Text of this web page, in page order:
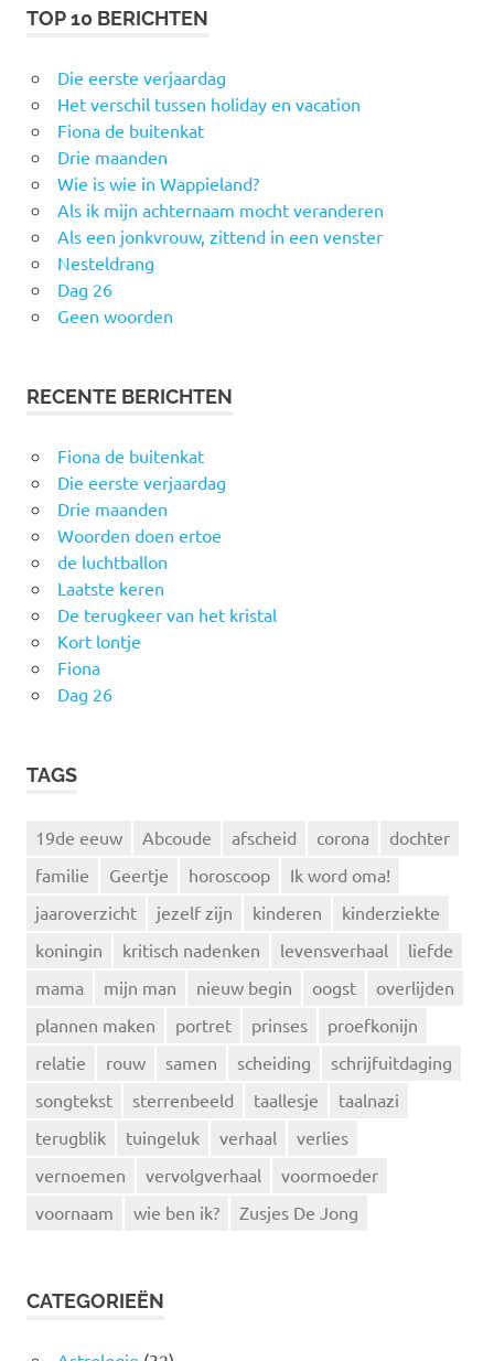
TOP 10 BERICHTEN
Die eerste verjaardag
Het verschil tussen holiday en vacation
Fiona de buitenkat
Drie maanden
Wie is wie in Wappieland?
Als ik mijn achternaam mocht veranderen
Als een jonkvrouw, zittend in een venster
Nesteldrang
Dag 26
Geen woorden
RECENTE BERICHTEN
Fiona de buitenkat
Die eerste verjaardag
Drie maanden
Woorden doen ertoe
de luchtballon
Laatste keren
De terugkeer van het kristal
Kort lontje
Fiona
Dag 26
TAGS
19de eeuw Abcoude afscheid corona
dochter
familie
Geertje horoscoop
Ik word oma!
jaaroverzicht
jezelf zijn kinderen
kinderziekte
koningin
kritisch nadenken levensverhaal
liefde
mama
mijn man nieuw begin oogst
overlijden
plannen maken
portret prinses
proefkonijn
relatie
rouw samen scheiding
schrijfuitdaging
songtekst
sterrenbeeld taallesje
taalnazi
terugblik
tuingeluk verhaal
verlies
vernoemen
vervolgverhaal
voormoeder
voornaam
wie ben ik? Zusjes De Jong
CATEGORIEËN